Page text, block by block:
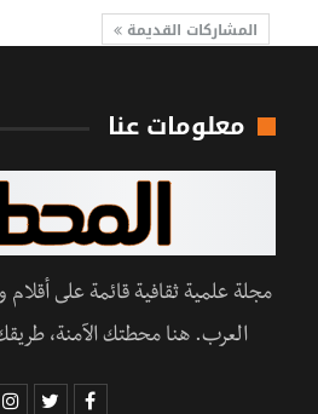
المشاركات القديمة
معلومات عنا
مجلة علمية ثقافية قائمة على
العرب. هنا محطتك الآمنة،